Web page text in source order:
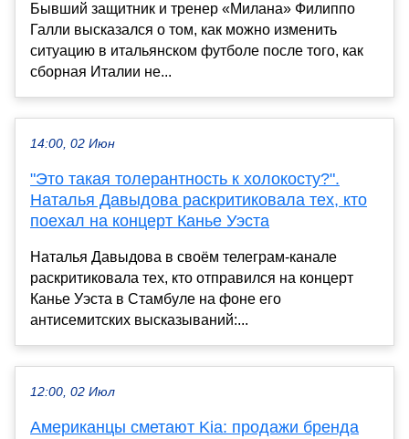
Бывший защитник и тренер «Милана» Филиппо
Галли высказался о том, как можно изменить
ситуацию в итальянском футболе после того, как
сборная Италии не...
14:00, 02 Июн
"Это такая толерантность к холокосту?".
Наталья Давыдова раскритиковала тех, кто
поехал на концерт Канье Уэста
Наталья Давыдова в своём телеграм-канале
раскритиковала тех, кто отправился на концерт
Канье Уэста в Стамбуле на фоне его
антисемитских высказываний:...
12:00, 02 Июл
Американцы сметают Kia: продажи бренда